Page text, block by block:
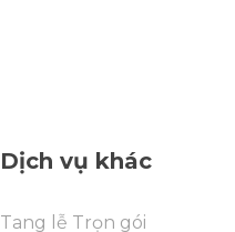
Dịch vụ khác
Tang lễ Trọn gói